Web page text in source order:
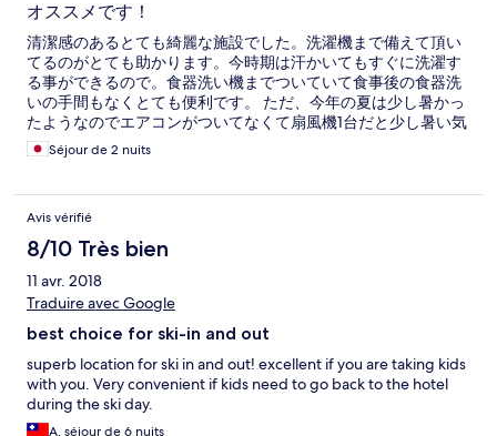
オススメです！
清潔感のあるとても綺麗な施設でした。洗濯機まで備えて頂い
てるのがとても助かります。今時期は汗かいてもすぐに洗濯す
る事ができるので。食器洗い機までついていて食事後の食器洗
いの手間もなくとても便利です。 ただ、今年の夏は少し暑かっ
たようなのでエアコンがついてなくて扇風機1台だと少し暑い気
はしました、、。 それ以外はとても良い施設だと思うのでまた
ぜひ次回も利用させて頂きたいと思います。 楽しく旅行する事
Séjour de 2 nuits
Avis vérifié
8/10 Très bien
11 avr. 2018
Traduire avec Google
best choice for ski-in and out
superb location for ski in and out! excellent if you are taking kids
with you. Very convenient if kids need to go back to the hotel
during the ski day.
A, séjour de 6 nuits